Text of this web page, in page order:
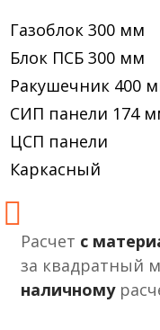
Газоблок 300 мм
Блок ПСБ 300 мм
Ракушечник 400
СИП панели 174
ЦСП панели
Каркасный
Расчет с
за квадратный
наличному